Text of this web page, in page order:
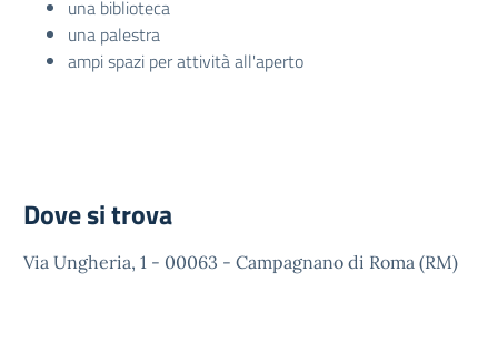
una biblioteca
una palestra
ampi spazi per attività all'aperto
Dove si trova
Via Ungheria, 1 - 00063 - Campagnano di Roma (RM)